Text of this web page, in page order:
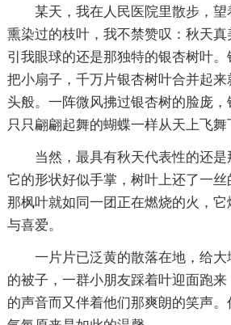
某天，我在人民医院里散步，
熏染过的枝叶，我不禁赞叹：秋天
引我眼球的还是那独特的银杏树叶
把小扇子，千万片银杏树叶合并起
头般。一阵微风拂过银杏树的脸庞
只只翩翩起舞的蝴蝶一样从天上飞舞
当然，最具有秋天代表性的还是
它的形状好似手掌，树叶上还了一丝
那枫叶就如同一团正在燃烧的火，
与喜爱。
一片片已泛黄的散落在地，给
的被子，一群小朋友踩着叶迎面跑
的声音而又伴着他们那爽朗的笑声